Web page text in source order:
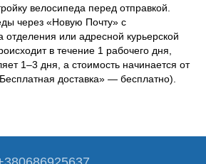
велосипеда перед отправкой.
через «Новую Почту» с
или адресной курьерской
в течение 1 рабочего дня,
1–3 дня, а стоимость начинается от
доставка» — бесплатно).